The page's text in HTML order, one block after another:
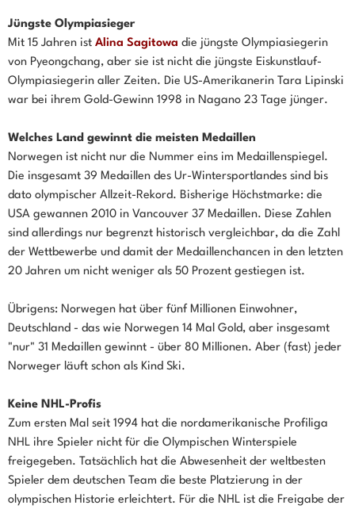
Jüngste Olympiasieger
Mit 15 Jahren ist Alina Sagitowa die jüngste Olympiasiegerin
von Pyeongchang, aber sie ist nicht die jüngste Eiskunstlauf-
Olympiasiegerin aller Zeiten. Die US-Amerikanerin Tara Lipinski
war bei ihrem Gold-Gewinn 1998 in Nagano 23 Tage jünger.
Welches Land gewinnt die meisten Medaillen
Norwegen ist nicht nur die Nummer eins im Medaillenspiegel.
Die insgesamt 39 Medaillen des Ur-Wintersportlandes sind bis
dato olympischer Allzeit-Rekord. Bisherige Höchstmarke: die
USA gewannen 2010 in Vancouver 37 Medaillen. Diese Zahlen
sind allerdings nur begrenzt historisch vergleichbar, da die Zahl
der Wettbewerbe und damit der Medaillenchancen in den letzten
20 Jahren um nicht weniger als 50 Prozent gestiegen ist.
Übrigens: Norwegen hat über fünf Millionen Einwohner,
Deutschland - das wie Norwegen 14 Mal Gold, aber insgesamt
"nur" 31 Medaillen gewinnt - über 80 Millionen. Aber (fast) jeder
Norweger läuft schon als Kind Ski.
Keine NHL-Profis
Zum ersten Mal seit 1994 hat die nordamerikanische Profiliga
NHL ihre Spieler nicht für die Olympischen Winterspiele
freigegeben. Tatsächlich hat die Abwesenheit der weltbesten
Spieler dem deutschen Team die beste Platzierung in der
olympischen Historie erleichtert. Für die NHL ist die Freigabe der